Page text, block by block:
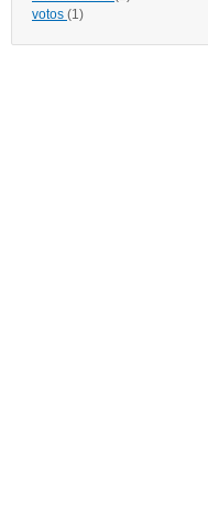
votos (1)